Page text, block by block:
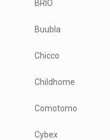
BRIO
Buubla
Chicco
Childhome
Comotomo
Cybex